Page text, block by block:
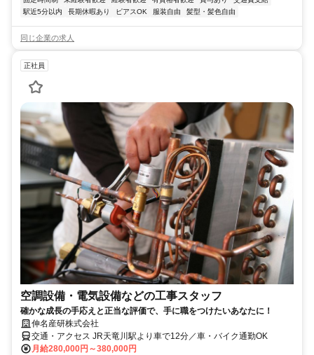
駅近5分以内
長期休暇あり ピアスOK 服装自由 髪型・髪色自由
同じ企業の求人
正社員
空調設備・電気設備などの工事スタッフ
確かな成長の手応えと正当な評価で、手に職をつけたいあなたに！
伸名産研株式会社
交通・アクセス JR天竜川駅より車で12分／車・バイク通勤OK
月給280,000円～380,000円